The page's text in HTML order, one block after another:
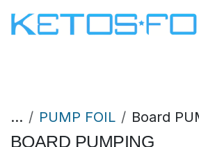
... PUMP FOIL Board
BOARD PUMPING